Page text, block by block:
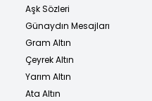
Aşk Sözleri
Günaydın Mesajları
Gram Altın
Çeyrek Altın
Yarım Altın
Ata Altın